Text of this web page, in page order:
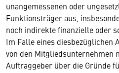
unangemessenen oder
Funktionsträger aus,
noch indirekte finanzielle oder
Im Falle eines diesbezüglichen
von den
Auftraggeber über die Gründe